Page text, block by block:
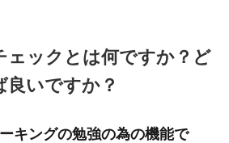
ェックとは何ですか？ど
いですか？
キングの勉強の為の機能で